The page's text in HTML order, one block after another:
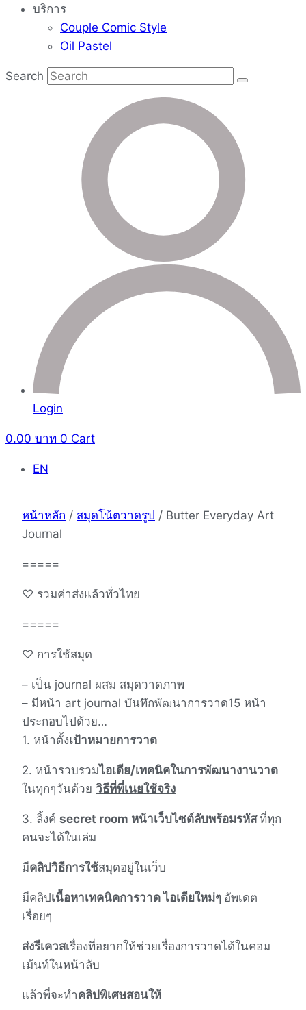
บริการ
Couple Comic Style
Oil Pastel
Search
Login
0.00 บาท 0 Cart
EN
หน้าหลัก / สมุดโน้ตวาดรูป / Butter Everyday Art
Journal
=====
♡ รวมค่าส่งแล้วทั่วไทย
=====
♡ การใช้สมุด
– เป็น journal ผสม สมุดวาดภาพ
– มีหน้า art journal บันทึกพัฒนาการวาด15 หน้า
ประกอบไปด้วย…
1. หน้าตั้งเป้าหมายการวาด
2. หน้ารวบรวมไอเดีย/เทคนิคในการพัฒนางานวาด
ในทุกๆวันด้วย วิธีที่พี่เนยใช้จริง
3. ลิ้งค์ secret room หน้าเว็บไซต์ลับพร้อมรหัสที่ทุก
คนจะได้ในเล่ม
มีคลิปวิธีการใช้สมุดอยู่ในเว็บ
มีคลิปเนื้อหาเทคนิคการวาด ไอเดียใหม่ๆ อัพเดต
เรื่อยๆ
ส่งรีเควสเรื่องที่อยากให้ช่วยเรื่องการวาดได้ในคอม
เม้นท์ในหน้าลับ
แล้วพี่จะทำคลิปพิเศษสอนให้